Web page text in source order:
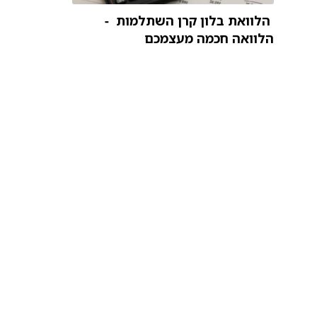
הלוואת בלון קרן השתלמות -
הלוואה חכמה מעצמכם